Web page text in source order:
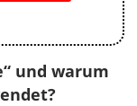
und warum